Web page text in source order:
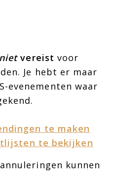
nietvereist voor
Je hebt er maar
evenementen waar
te maken
te bekijken
kunnen